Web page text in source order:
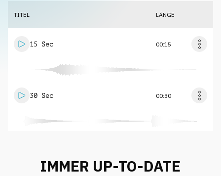
TITEL LÄNGE
15 Sec 00:15
30 Sec 00:30
IMMER UP-TO-DATE